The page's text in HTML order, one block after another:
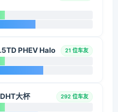
PHEV Halo 21 位车友
大杯 292 位车友